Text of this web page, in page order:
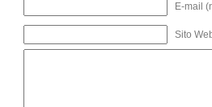
E-mail
Sito